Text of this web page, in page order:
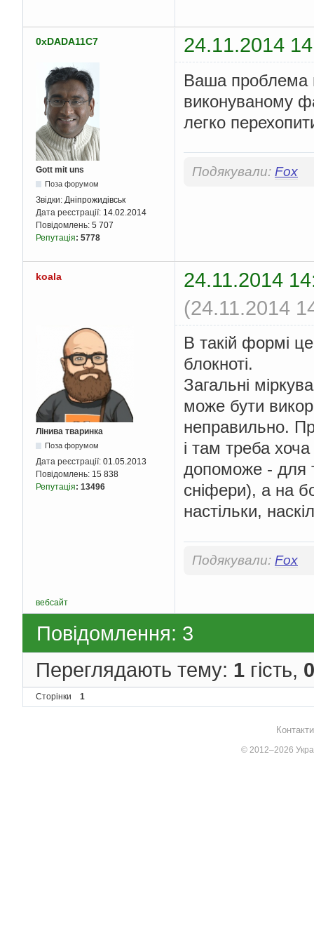
0xDADA11C7 24.11.2014
Gott mit uns
Поза форумом
Звідки: Дніпрожидівськ
Дата реєстрації: 14.02.2014
Повідомлень: 5 707
Репутація: 5778
Ваша проблема
виконуваному
легко
Подякували: Fox
koala
24.11.2014
(24.11.2014
Лінива тваринка
Поза форумом
Дата реєстрації: 01.05.2013
Повідомлень: 15 838
Репутація: 13496
В такій формі
блокноті.
Загальні
може бути
неправильно.
і там треба
допоможе - для
сніфери), а на
настільки,
Подякували: Fox
вебсайт
Повідомлення: 3
Переглядають тему: 1 гість, 0
Сторінки 1
© 2012–2026